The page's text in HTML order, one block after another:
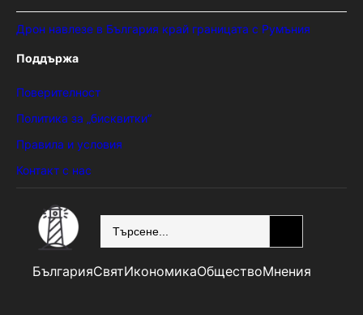
Дрон навлезе в България край границата с Румъния
Поддържа
Поверителност
Политика за „бисквитки“
Правила и условия
Контакт с нас
БългарияСвятИкономикаОбществоМнения